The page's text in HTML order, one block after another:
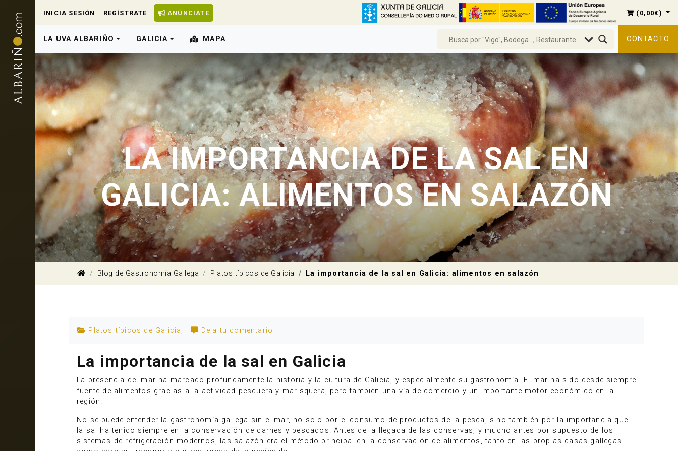
INICIA SESIÓN REGÍSTRATE ANÚNCIATE ( 0,00€ )
LA UVA ALBARIÑO GALICIA MAPA CONTACTO
LA IMPORTANCIA DE LA SAL EN
GALICIA: ALIMENTOS EN SALAZÓN
Blog de Gastronomía Gallega Platos típicos de Galicia La importancia de la sal en Galicia: alimentos en salazón
Platos típicos de Galicia, | Deja tu comentario
La importancia de la sal en Galicia
La presencia del mar ha marcado profundamente la historia y la cultura de Galicia, y especialmente su gastronomía. El mar ha sido desde siempre
fuente de alimentos gracias a la actividad pesquera y marisquera, pero también una vía de comercio y un importante motor económico en la
región.
No se puede entender la gastronomía gallega sin el mar, no solo por el consumo de productos de la pesca, sino también por la importancia que
la sal ha tenido siempre en la conservación de carnes y pescados. Antes de la llegada de las conservas, y mucho antes por supuesto de los
sistemas de refrigeración modernos, las salazón era el método principal en la conservación de alimentos, tanto en las propias casas gallegas